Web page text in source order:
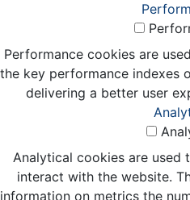
Performance cookies are
the key performance indexes
delivering a better user
Analytical cookies are used
interact with the website.
information on metrics the